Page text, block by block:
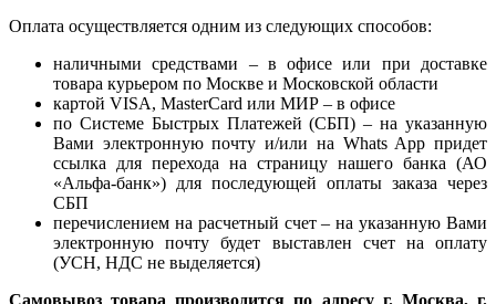
Оплата осуществляется одним из следующих способов:
наличными средствами – в офисе или при доставке
товара курьером по Москве и Московской области
картой VISA, MasterCard или МИР – в офисе
по Системе Быстрых Платежей (СБП) – на указанную
Вами электронную почту и/или на Whats App придет
ссылка для перехода на страницу нашего банка (АО
«Альфа-банк») для последующей оплаты заказа через
СБП
перечислением на расчетный счет – на указанную Вами
электронную почту будет выставлен счет на оплату
(УСН, НДС не выделяется)